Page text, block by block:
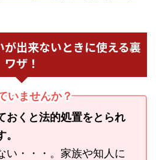
出来ないときに使える裏
ワザ！
いませんか？
おくと法的処置をとられ
い・・・。家族や知人に